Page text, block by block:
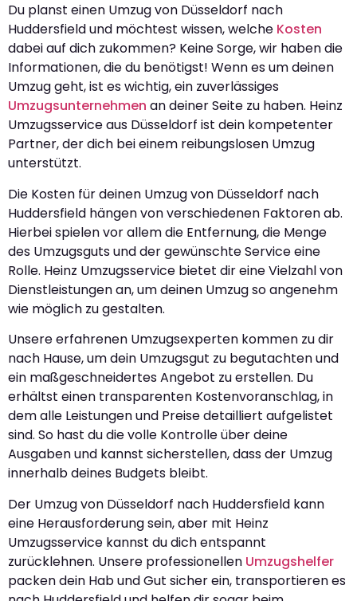
Du planst einen Umzug von Düsseldorf nach
Huddersfield und möchtest wissen, welche Kosten
dabei auf dich zukommen? Keine Sorge, wir haben die
Informationen, die du benötigst! Wenn es um deinen
Umzug geht, ist es wichtig, ein zuverlässiges
Umzugsunternehmen an deiner Seite zu haben. Heinz
Umzugsservice aus Düsseldorf ist dein kompetenter
Partner, der dich bei einem reibungslosen Umzug
unterstützt.
Die Kosten für deinen Umzug von Düsseldorf nach
Huddersfield hängen von verschiedenen Faktoren ab.
Hierbei spielen vor allem die Entfernung, die Menge
des Umzugsguts und der gewünschte Service eine
Rolle. Heinz Umzugsservice bietet dir eine Vielzahl von
Dienstleistungen an, um deinen Umzug so angenehm
wie möglich zu gestalten.
Unsere erfahrenen Umzugsexperten kommen zu dir
nach Hause, um dein Umzugsgut zu begutachten und
ein maßgeschneidertes Angebot zu erstellen. Du
erhältst einen transparenten Kostenvoranschlag, in
dem alle Leistungen und Preise detailliert aufgelistet
sind. So hast du die volle Kontrolle über deine
Ausgaben und kannst sicherstellen, dass der Umzug
innerhalb deines Budgets bleibt.
Der Umzug von Düsseldorf nach Huddersfield kann
eine Herausforderung sein, aber mit Heinz
Umzugsservice kannst du dich entspannt
zurücklehnen. Unsere professionellen Umzugshelfer
packen dein Hab und Gut sicher ein, transportieren es